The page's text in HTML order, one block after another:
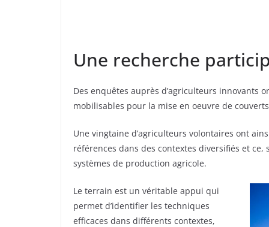
Une recherche
Des enquêtes auprès d’agriculteurs innovants
mobilisables pour la mise en oeuvre de
Une vingtaine d’agriculteurs volontaires ont
références dans des contextes diversifiés et
systèmes de production agricole.
Le terrain est un véritable appui qui
permet d’identifier les techniques
efficaces dans différents contextes,